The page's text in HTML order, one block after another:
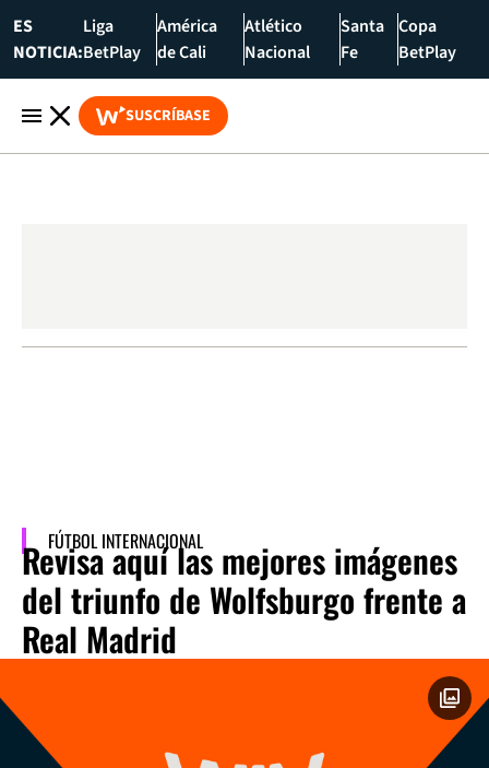
ES
NOTICIA:
Liga
BetPlay
América
de Cali
Atlético
Nacional
Santa
Fe
Copa
BetPlay
SUSCRÍBASE
FÚTBOL INTERNACIONAL
Revisa aquí las mejores imágenes
del triunfo de Wolfsburgo frente a
Real Madrid